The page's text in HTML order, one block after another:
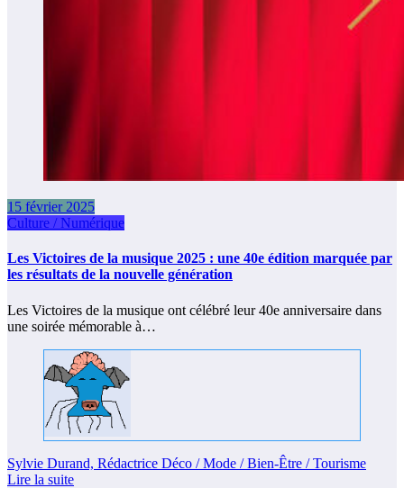
15 février 2025
Culture / Numérique
Les Victoires de la musique 2025 : une 40e édition marquée par
les résultats de la nouvelle génération
Les Victoires de la musique ont célébré leur 40e anniversaire dans
une soirée mémorable à…
Sylvie Durand, Rédactrice Déco / Mode / Bien-Être / Tourisme
Lire la suite